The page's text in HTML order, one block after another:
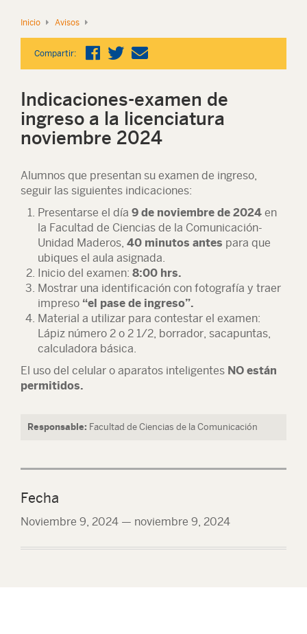
Inicio Avisos
Compartir:
Indicaciones-examen de
ingreso a la licenciatura
noviembre 2024
Alumnos que presentan su examen de ingreso,
seguir las siguientes indicaciones:
Presentarse el día 9 de noviembre de 2024 en
la Facultad de Ciencias de la Comunicación-
Unidad Maderos, 40 minutos antes para que
ubiques el aula asignada.
Inicio del examen: 8:00 hrs.
Mostrar una identificación con fotografía y traer
impreso “el pase de ingreso”.
Material a utilizar para contestar el examen:
Lápiz número 2 o 2 1/2, borrador, sacapuntas,
calculadora básica.
El uso del celular o aparatos inteligentes NO están
permitidos.
Responsable: Facultad de Ciencias de la Comunicación
Fecha
Noviembre 9, 2024 — noviembre 9, 2024